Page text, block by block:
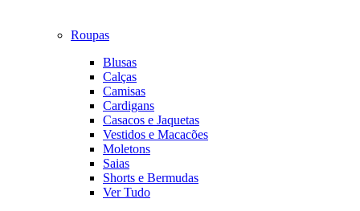
Roupas
Blusas
Calças
Camisas
Cardigans
Casacos e Jaquetas
Vestidos e Macacões
Moletons
Saias
Shorts e Bermudas
Ver Tudo